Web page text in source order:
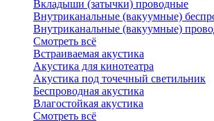
Вкладыши (затычки) проводные
Внутриканальные (вакуумные)
Внутриканальные (вакуумные)
Смотреть всё
Встраиваемая акустика
Акустика для кинотеатра
Акустика под точечный светильник
Беспроводная акустика
Влагостойкая акустика
Смотреть всё